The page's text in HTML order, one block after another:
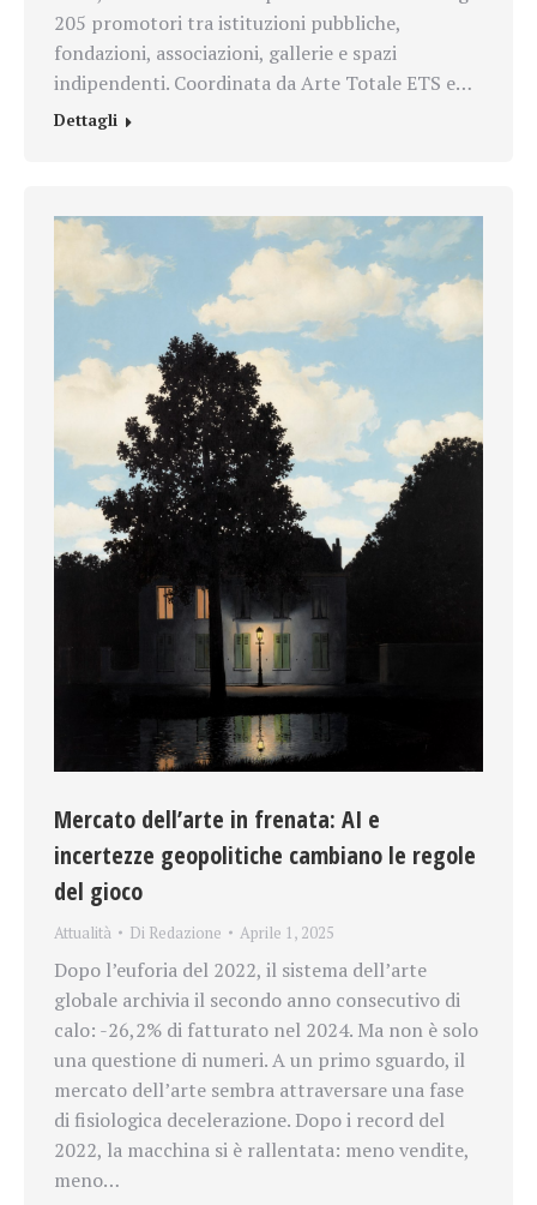
205 promotori tra istituzioni pubbliche,
fondazioni, associazioni, gallerie e spazi
indipendenti. Coordinata da Arte Totale ETS e…
Dettagli
Mercato dell’arte in frenata: AI e
incertezze geopolitiche cambiano le regole
del gioco
Attualità Di Redazione Aprile 1, 2025
Dopo l’euforia del 2022, il sistema dell’arte
globale archivia il secondo anno consecutivo di
calo: -26,2% di fatturato nel 2024. Ma non è solo
una questione di numeri. A un primo sguardo, il
mercato dell’arte sembra attraversare una fase
di fisiologica decelerazione. Dopo i record del
2022, la macchina si è rallentata: meno vendite,
meno…